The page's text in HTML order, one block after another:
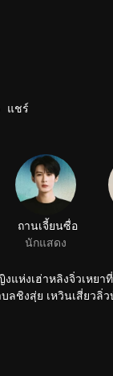
แชร์
ถานเจี้ยนซื่อ
นักแสดง
แห่งเฮ่าหลิงจิ่วเหย
ลชิงสุ่ย เหวินเสี่ยวลิ่
ำบลชิงสุ่ย ได้มาพบกั